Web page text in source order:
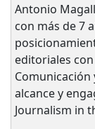
Antonio
con más de 7
editoriales
alcance y
Journalism in